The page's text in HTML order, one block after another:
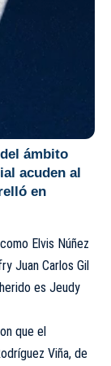
ámbito
acuden al
en
Elvis Núñez
Juan Carlos Gil
es Jeudy
que el
Viña, de